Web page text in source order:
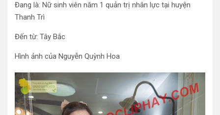
Đang là: Nữ sinh viên năm 1 quản trị nhân lực tại huyện
Thanh Trì
Đến từ: Tây Bắc
Hình ảnh của Nguyễn Quỳnh Hoa